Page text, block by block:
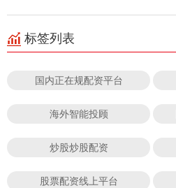
标签列表
国内正在规配资平台
海外智能投顾
炒股炒股配资
股票配资线上平台